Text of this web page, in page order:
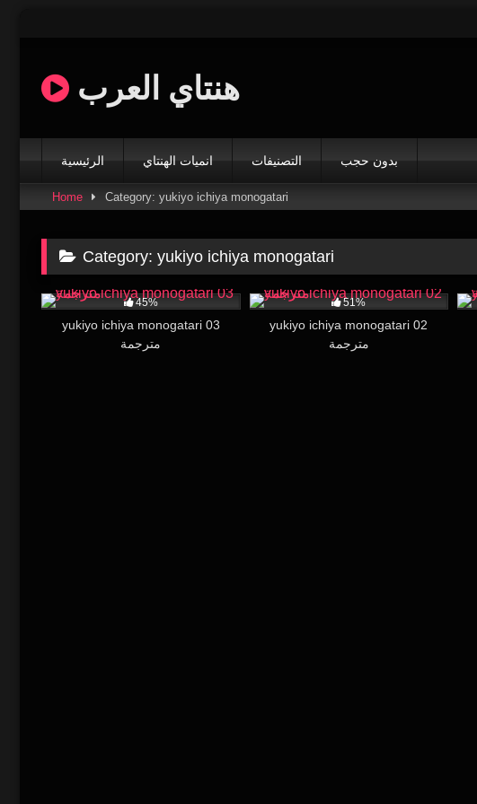
هنتاي العرب
الرئيسية انميات الهنتاي التصنيفات بدون حجب
Home Category: yukiyo ichiya monogatari
Category:yukiyo ichiya monogatari
45%
yukiyo ichiya monogatari 03
مترجمة
51%
yukiyo ichiya monogatari 02
مترجمة